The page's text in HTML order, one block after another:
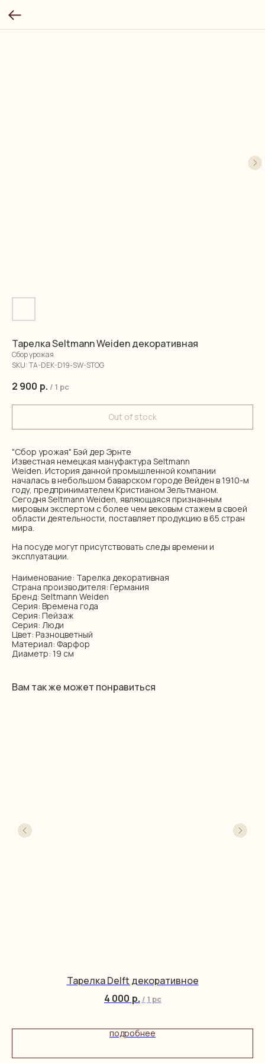
Тарелка Seltmann Weiden декоративная
Сбор урожая
SKU:TA-DEK-D19-SW-STOG
2 900 р. / 1 pc
Out of stock
"Сбор урожая" Бэй дер Эрнте
Известная немецкая мануфактура Seltmann
Weiden. История данной промышленной компании
началась в небольшом баварском городе Вейден в 1910-м
году, предпринимателем Кристианом Зельтманом.
Сегодня Seltmann Weiden, являющаяся признанным
мировым экспертом с более чем вековым стажем в своей
области деятельности, поставляет продукцию в 65 стран
мира.
На посуде могут присутствовать следы времени и
эксплуатации.
Наименование: Тарелка декоративная
Страна производителя: Германия
Бренд: Seltmann Weiden
Серия: Времена года
Серия: Пейзаж
Серия: Люди
Цвет: Разноцветный
Материал: Фарфор
Диаметр: 19 см
Вам так же может понравиться
Тарелка Delft декоративное
4 000 р. / 1 pc
подробнее